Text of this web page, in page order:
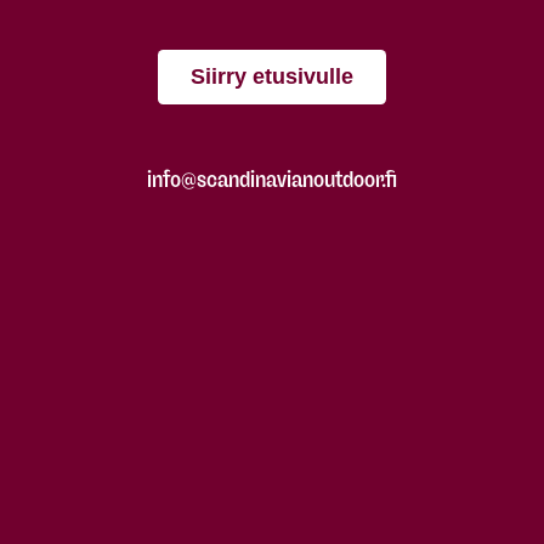
Siirry etusivulle
info@scandinavianoutdoor.fi